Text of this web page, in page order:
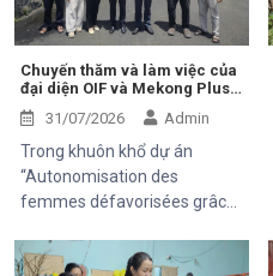
Chuyến thăm và làm việc của
đại diện OIF và Mekong Plus
tại cộng đồng dự án
31/07/2026 Admin
Trong khuôn khổ dự án
“Autonomisation des
femmes défavorisées grâce
économique et à l'accès aux